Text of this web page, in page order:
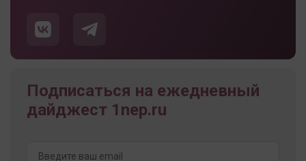
Подписаться на ежедневный
дайджест 1nep.ru